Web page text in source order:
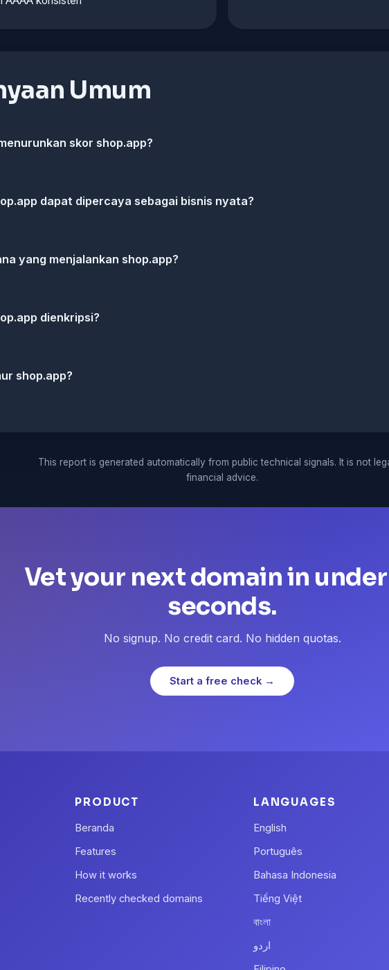
Umum
skor shop.app?
dapat dipercaya sebagai bisnis nyata?
yang menjalankan shop.app?
dienkripsi?
shop.app?
This report is generated automatically from public technical signals. It is not
financial advice.
Vet your next domain in under
seconds.
No signup. No credit card. No hidden quotas.
Start a free check →
PRODUCT
Beranda
Features
How it works
Recently checked domains
LANGUAGES
English
Português
Bahasa Indonesia
Tiếng Việt
বাংলা
اردو